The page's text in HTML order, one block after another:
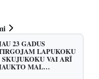
23 GADUS
LAPUKOKU
SKUJUKOKU VAI ARĪ
MAL…